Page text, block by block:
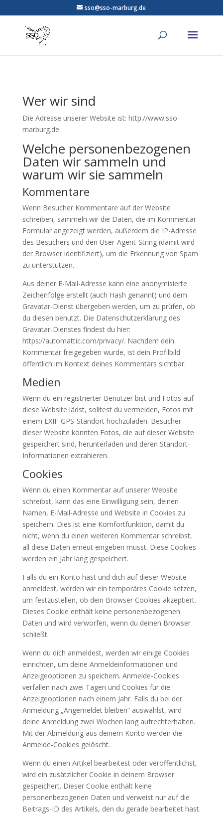
sso@sso-marburg.de
Wer wir sind
Die Adresse unserer Website ist: http://www.sso-
marburg.de.
Welche personenbezogenen
Daten wir sammeln und
warum wir sie sammeln
Kommentare
Wenn Besucher Kommentare auf der Website
schreiben, sammeln wir die Daten, die im Kommentar-
Formular angezeigt werden, außerdem die IP-Adresse
des Besuchers und den User-Agent-String (damit wird
der Browser identifiziert), um die Erkennung von Spam
zu unterstützen.
Aus deiner E-Mail-Adresse kann eine anonymisierte
Zeichenfolge erstellt (auch Hash genannt) und dem
Gravatar-Dienst übergeben werden, um zu prüfen, ob
du diesen benutzt. Die Datenschutzerklärung des
Gravatar-Dienstes findest du hier:
https://automattic.com/privacy/. Nachdem dein
Kommentar freigegeben wurde, ist dein Profilbild
öffentlich im Kontext deines Kommentars sichtbar.
Medien
Wenn du ein registrierter Benutzer bist und Fotos auf
diese Website lädst, solltest du vermeiden, Fotos mit
einem EXIF-GPS-Standort hochzuladen. Besucher
dieser Website könnten Fotos, die auf dieser Website
gespeichert sind, herunterladen und deren Standort-
Informationen extrahieren.
Cookies
Wenn du einen Kommentar auf unserer Website
schreibst, kann das eine Einwilligung sein, deinen
Namen, E-Mail-Adresse und Website in Cookies zu
speichern. Dies ist eine Komfortfunktion, damit du
nicht, wenn du einen weiteren Kommentar schreibst,
all diese Daten erneut eingeben musst. Diese Cookies
werden ein Jahr lang gespeichert.
Falls du ein Konto hast und dich auf dieser Website
anmeldest, werden wir ein temporäres Cookie setzen,
um festzustellen, ob dein Browser Cookies akzeptiert.
Dieses Cookie enthält keine personenbezogenen
Daten und wird verworfen, wenn du deinen Browser
schließt.
Wenn du dich anmeldest, werden wir einige Cookies
einrichten, um deine Anmeldeinformationen und
Anzeigeoptionen zu speichern. Anmelde-Cookies
verfallen nach zwei Tagen und Cookies für die
Anzeigeoptionen nach einem Jahr. Falls du bei der
Anmeldung „Angemeldet bleiben“ auswählst, wird
deine Anmeldung zwei Wochen lang aufrechterhalten.
Mit der Abmeldung aus deinem Konto werden die
Anmelde-Cookies gelöscht.
Wenn du einen Artikel bearbeitest oder veröffentlichst,
wird ein zusätzlicher Cookie in deinem Browser
gespeichert. Dieser Cookie enthält keine
personenbezogenen Daten und verweist nur auf die
Beitrags-ID des Artikels, den du gerade bearbeitet hast.